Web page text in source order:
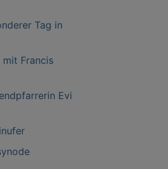
Tag in
Francis
Evi